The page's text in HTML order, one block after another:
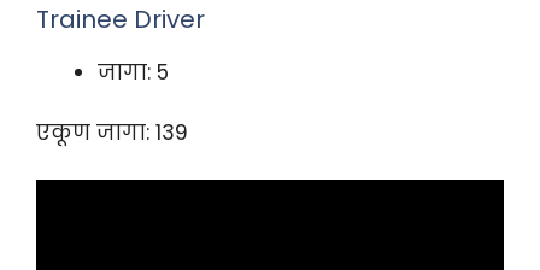
Trainee Driver
जागा: 5
एकूण जागा: 139